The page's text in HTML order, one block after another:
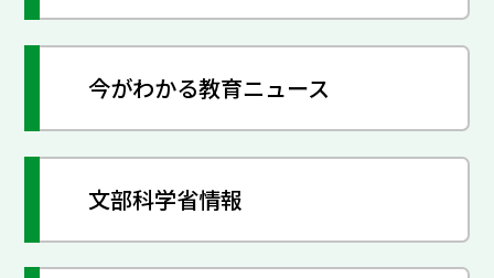
今がわかる教育ニュース
文部科学省情報